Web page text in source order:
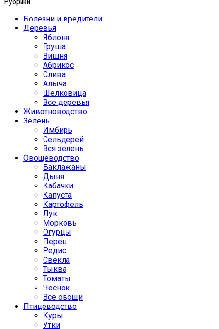
Болезни и вредители
Деревья
Яблоня
Груша
Вишня
Абрикос
Слива
Алыча
Шелковица
Все деревья
Животноводство
Зелень
Имбирь
Сельдерей
Вся зелень
Овощеводство
Баклажаны
Дыня
Кабачки
Капуста
Картофель
Лук
Морковь
Огурцы
Перец
Редис
Свекла
Тыква
Томаты
Чеснок
Все овощи
Птицеводство
Куры
Утки